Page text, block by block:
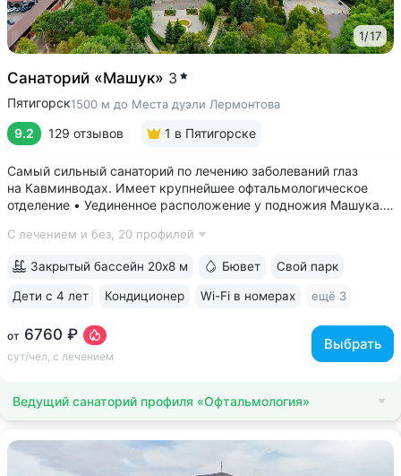
1/17
Санаторий «Машук» 3
Пятигорск1500 м до Места дуэли Лермонтова
9.2 129 отзывов 1 в Пятигорске
Самый сильный санаторий по лечению заболеваний глаз
на Кавминводах. Имеет крупнейшее офтальмологическое
отделение • Уединенное расположение у подножия Машука.
площадка Ворота любви, начало терренкура вокруг Машука.
С лечением и без, 20 профилей
от 6760 ₽
сут/чел, с лечением
Выбрать
Закрытый бассейн 20х8 м Бювет Свой парк
Дети с 4 лет Кондиционер Wi-Fi в номерах ещё 3
Ведущий санаторий профиля «Офтальмология»